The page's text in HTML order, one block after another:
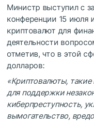
Министр выступил с
конференции 15 июля
криптовалют для
деятельности
отметив, что в этой
долларов:
«Криптовалюты, такие
для поддержки
киберпреступность,
вымогательство,